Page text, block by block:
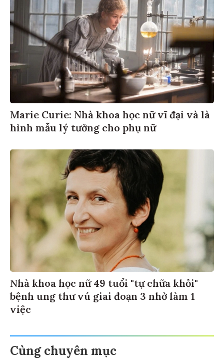
Marie Curie: Nhà khoa học nữ vĩ đại và là
hình mẫu lý tưởng cho phụ nữ
Nhà khoa học nữ 49 tuổi "tự chữa khỏi"
bệnh ung thư vú giai đoạn 3 nhờ làm 1
việc
Cùng chuyên mục